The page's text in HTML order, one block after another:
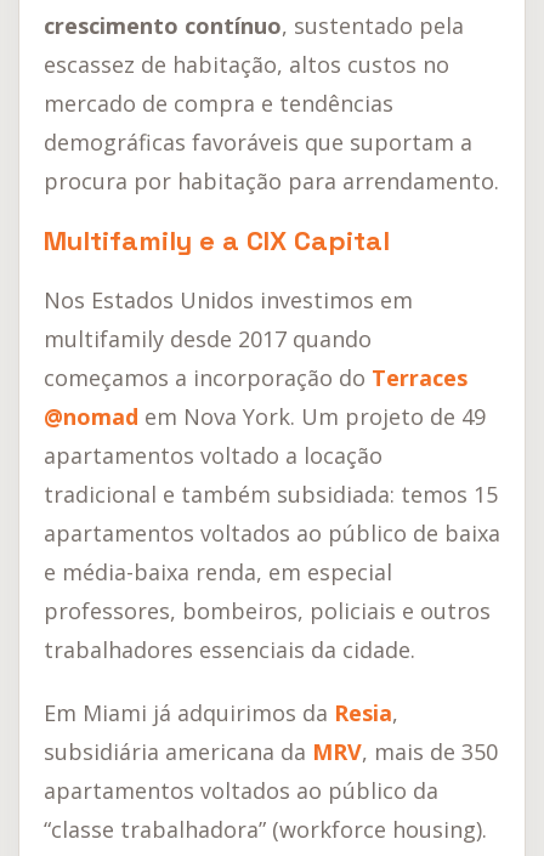
crescimento contínuo, sustentado pela
escassez de habitação, altos custos no
mercado de compra e tendências
demográficas favoráveis que suportam a
procura por habitação para arrendamento.
Multifamily e a CIX Capital
Nos Estados Unidos investimos em
multifamily desde 2017 quando
começamos a incorporação do Terraces
@nomad em Nova York. Um projeto de 49
apartamentos voltado a locação
tradicional e também subsidiada: temos 15
apartamentos voltados ao público de baixa
e média-baixa renda, em especial
professores, bombeiros, policiais e outros
trabalhadores essenciais da cidade.
Em Miami já adquirimos da Resia,
subsidiária americana da MRV, mais de 350
apartamentos voltados ao público da
“classe trabalhadora” (workforce housing).